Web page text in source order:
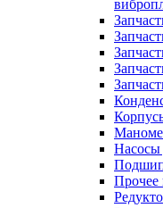
Насосы
Прочее